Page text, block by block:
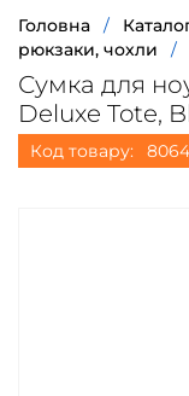
Головна /
рюкзаки, чохли
/
Сумка для
Deluxe Tote,
Код товару: